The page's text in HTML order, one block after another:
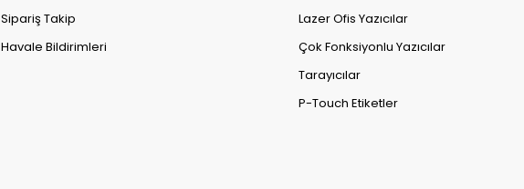
Sipariş Takip
Havale Bildirimleri
Lazer Ofis Yazıcılar
Çok Fonksiyonlu Yazıcılar
Tarayıcılar
P-Touch Etiketler